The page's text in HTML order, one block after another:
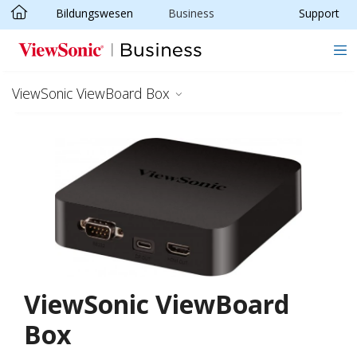
Skip to main content
Bildungswesen Business Support
ViewSonic ViewBoard Box
ViewSonic ViewBoard
Box